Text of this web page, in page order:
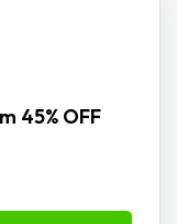
45% OFF